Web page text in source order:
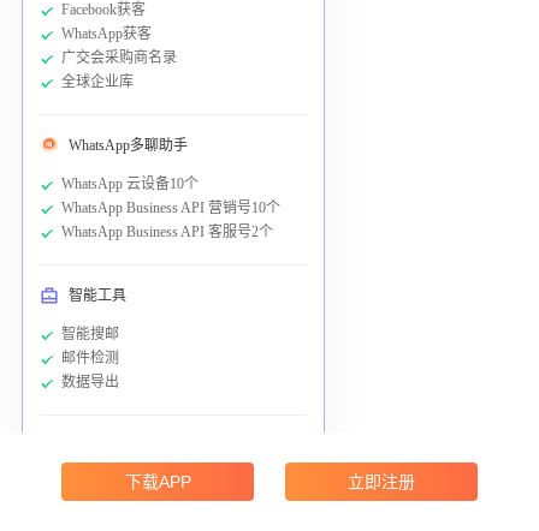
Facebook获客
WhatsApp获客
广交会采购商名录
全球企业库
WhatsApp多聊助手
WhatsApp 云设备10个
WhatsApp Business API 营销号10个
WhatsApp Business API 客服号2个
智能工具
智能搜邮
邮件检测
数据导出
WhatsApp群发下载APP 立即注册